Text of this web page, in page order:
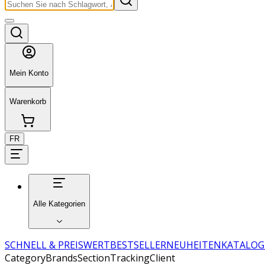
Mein Konto
Warenkorb
FR
Alle Kategorien
SCHNELL & PREISWERTBESTSELLERNEUHEITENKATALOG
CategoryBrandsSectionTrackingClient